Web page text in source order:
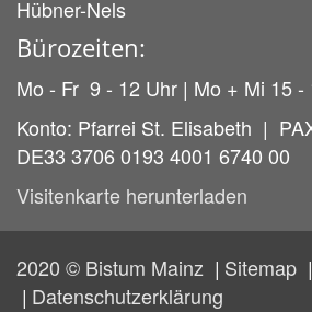
Hübner-Nels
Bürozeiten:
Mo - Fr 9 - 12 Uhr | Mo + Mi 15 -
Konto: Pfarrei St. Elisabeth |
DE33 3706 0193 4001 6740 00
Visitenkarte herunterladen
2020 © Bistum Mainz Sitemap
Datenschutzerklärung